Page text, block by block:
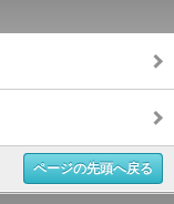
ページの先頭へ戻る